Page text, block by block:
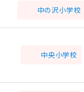
中の沢小学校
中央小学校